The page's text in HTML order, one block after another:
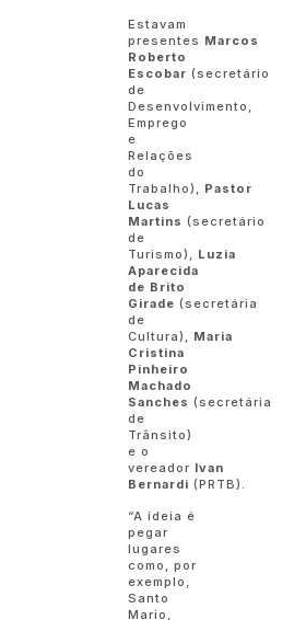
Estavam
presentes Marcos
Roberto
Escobar (secretário
de
Desenvolvimento,
Emprego
e
Relações
do
Trabalho), Pastor
Lucas
Martins (secretário
de
Turismo), Luzia
Aparecida
de Brito
Girade (secretária
de
Cultura), Maria
Cristina
Pinheiro
Machado
Sanches (secretária
de
Trânsito)
e o
vereador Ivan
Bernardi (PRTB).
“A ideia é
pegar
lugares
como, por
exemplo,
Santo
Mario,